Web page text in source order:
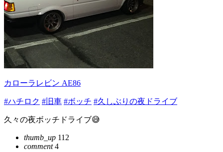
カローラレビン AE86
#ハチロク #旧車 #ボッチ #久しぶりの夜ドライブ
久々の夜ボッチドライブ😅
thumb_up 112
comment4